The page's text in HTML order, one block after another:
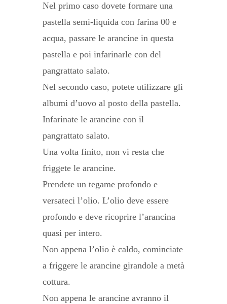
Nel primo caso dovete formare una
pastella semi-liquida con farina 00 e
acqua, passare le arancine in questa
pastella e poi infarinarle con del
pangrattato salato.
Nel secondo caso, potete utilizzare gli
albumi d’uovo al posto della pastella.
Infarinate le arancine con il
pangrattato salato.
Una volta finito, non vi resta che
friggete le arancine.
Prendete un tegame profondo e
versateci l’olio. L’olio deve essere
profondo e deve ricoprire l’arancina
quasi per intero.
Non appena l’olio è caldo, cominciate
a friggere le arancine girandole a metà
cottura.
Non appena le arancine avranno il